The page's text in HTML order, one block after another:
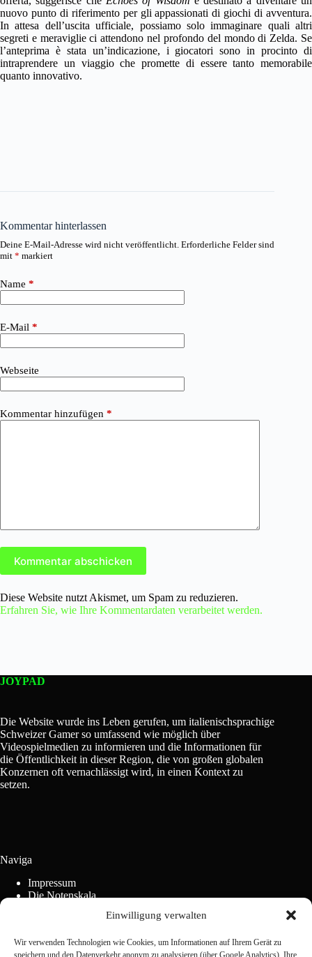
Einwilligung verwalten
Wir verwenden Technologien wie Cookies, um Informationen auf Ihrem Gerät zu
speichern und den Datenverkehr anonym zu analysieren (über Google Analytics). Ihre
nuovo punto di riferimento per gli appassionati di giochi di avventura.
In attesa dell’uscita ufficiale, possiamo solo immaginare quali altri
segreti e meraviglie ci attendono nel profondo del mondo di Zelda. Se
l’anteprima è stata un’indicazione, i giocatori sono in procinto di
intraprendere un viaggio che promette di essere tanto memorabile
quanto innovativo.
Kommentar hinterlassen
Deine E-Mail-Adresse wird nicht veröffentlicht. Erforderliche Felder sind
mit * markiert
Name *
E-Mail *
Webseite
Kommentar hinzufügen *
Kommentar abschicken
Diese Website nutzt Akismet, um Spam zu reduzieren.
Erfahren Sie, wie Ihre Kommentardaten verarbeitet werden.
JOYPAD
Die Website wurde ins Leben gerufen, um italienischsprachige
Schweizer Gamer so umfassend wie möglich über
Videospielmedien zu informieren und die Informationen für
die Öffentlichkeit in dieser Region, die von großen globalen
Konzernen oft vernachlässigt wird, in einen Kontext zu
setzen.
Naviga
Impressum
Die Notenskala
Wettbewerbsordnung